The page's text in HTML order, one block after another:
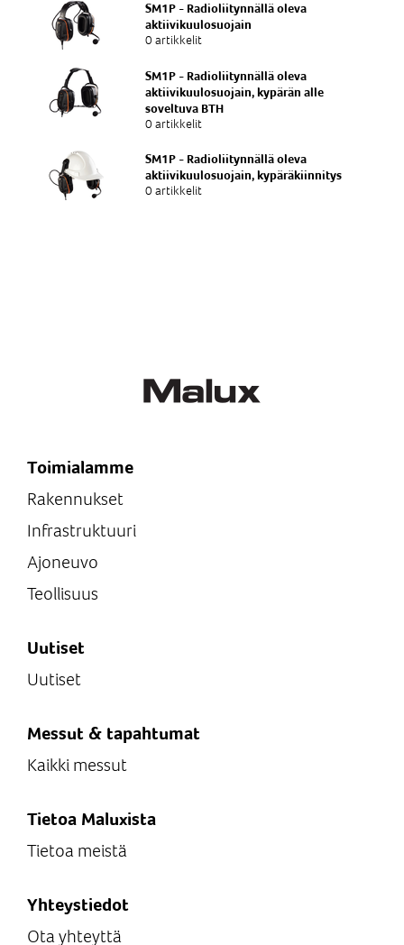
SM1P - Radioliitynnällä oleva
aktiivikuulosuojain
0 artikkelit
SM1P - Radioliitynnällä oleva
aktiivikuulosuojain, kypärän alle
soveltuva BTH
0 artikkelit
SM1P - Radioliitynnällä oleva
aktiivikuulosuojain, kypäräkiinnitys
0 artikkelit
Toimialamme
Rakennukset
Infrastruktuuri
Ajoneuvo
Teollisuus
Uutiset
Uutiset
Messut & tapahtumat
Kaikki messut
Tietoa Maluxista
Tietoa meistä
Yhteystiedot
Ota yhteyttä